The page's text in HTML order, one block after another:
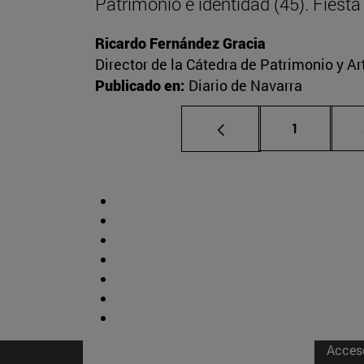
Ricardo Fernández Gracia
Director de la Cátedra de Patrimonio y
Publicado en: Diario de Navarra
Página
1